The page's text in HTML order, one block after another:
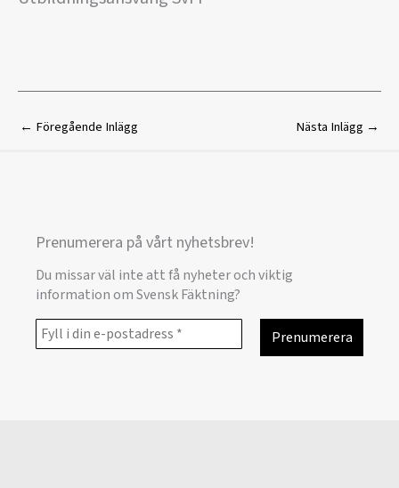
← Föregående Inlägg Nästa Inlägg →
Prenumerera på vårt nyhetsbrev!
Du missar väl inte att få nyheter och viktig
information om Svensk Fäktning?